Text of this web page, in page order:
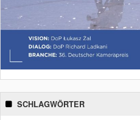
SCHLAGWÖRTER